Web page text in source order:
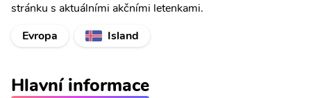
stránku s aktuálními akčními letenkami.
Evropa
Island
Hlavní informace